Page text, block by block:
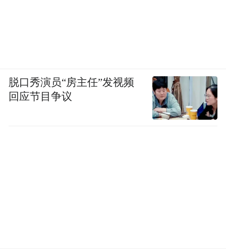
脱口秀演员“房主任”发视频
回应节目争议